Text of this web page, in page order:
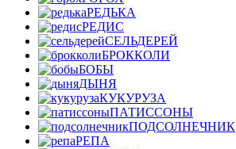
РЕДЬКА
РЕДИС
СЕЛЬДЕРЕЙ
БРОККОЛИ
БОБЫ
ДЫНЯ
КУКУРУЗА
ПАТИССОНЫ
ПОДСОЛНЕЧНИК
РЕПА